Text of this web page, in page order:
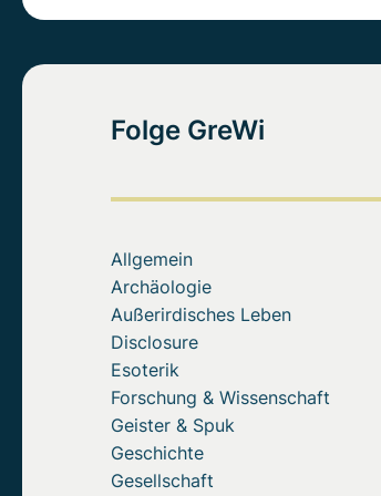
Folge GreWi
Allgemein
Archäologie
Außerirdisches Leben
Disclosure
Esoterik
Forschung & Wissenschaft
Geister & Spuk
Geschichte
Gesellschaft